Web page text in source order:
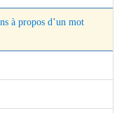
à propos d’un mot